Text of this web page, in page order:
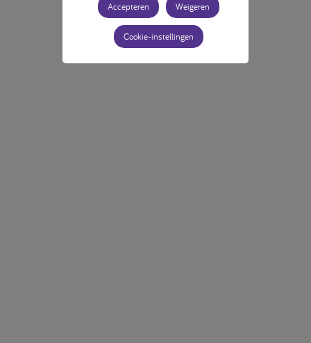
Accepteren Weigeren
Cookie-instellingen